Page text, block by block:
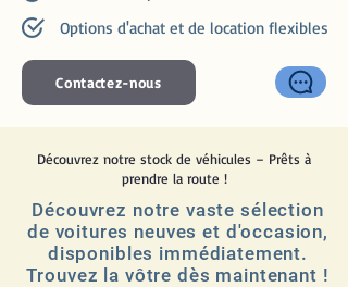
Options d'achat et de location flexibles
Contactez-nous
Découvrez notre stock de véhicules – Prêts à
prendre la route !
Découvrez notre vaste sélection
de voitures neuves et d'occasion,
disponibles immédiatement.
Trouvez la vôtre dès maintenant !